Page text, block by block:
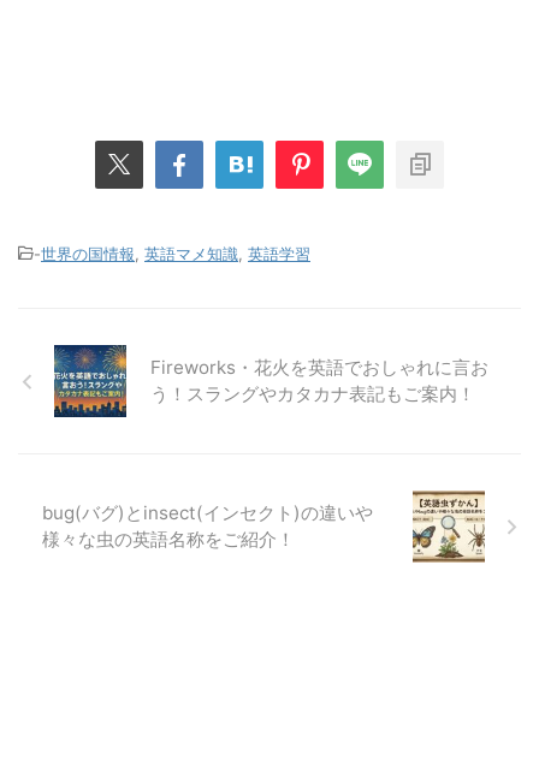
-世界の国情報, 英語マメ知識, 英語学習
Fireworks・花火を英語でおしゃれに言お
う！スラングやカタカナ表記もご案内！
bug(バグ)とinsect(インセクト)の違いや
様々な虫の英語名称をご紹介！